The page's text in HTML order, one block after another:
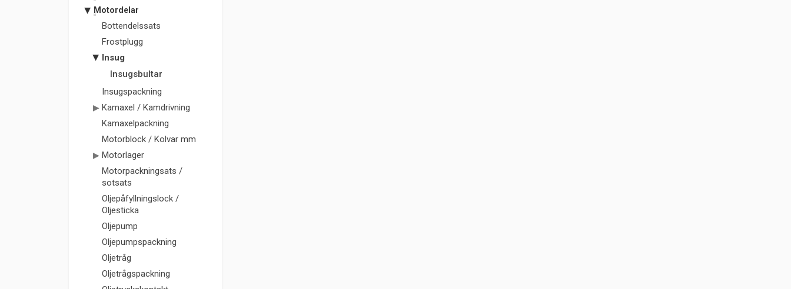
Motordelar
Bottendelssats
Frostplugg
Insug
Insugsbultar
Insugspackning
Kamaxel / Kamdrivning
Kamaxelpackning
Motorblock / Kolvar mm
Motorlager
Motorpackningsats /
sotsats
Oljepåfyllningslock /
Oljesticka
Oljepump
Oljepumpspackning
Oljetråg
Oljetrågspackning